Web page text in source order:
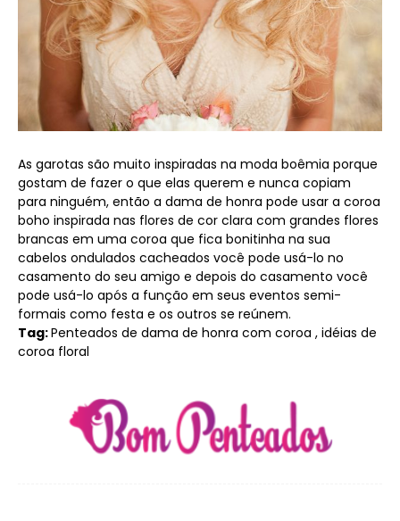
As garotas são muito inspiradas na moda boêmia porque
gostam de fazer o que elas querem e nunca copiam
para ninguém, então a dama de honra pode usar a coroa
boho inspirada nas flores de cor clara com grandes flores
brancas em uma coroa que fica bonitinha na sua
cabelos ondulados cacheados você pode usá-lo no
casamento do seu amigo e depois do casamento você
pode usá-lo após a função em seus eventos semi-
formais como festa e os outros se reúnem.
Tag:Penteados de dama de honra com coroa , idéias de
coroa floral